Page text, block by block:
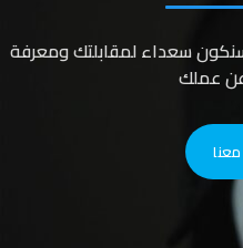
سنكون سعداء لمقابلتك ومعرفة
عملك